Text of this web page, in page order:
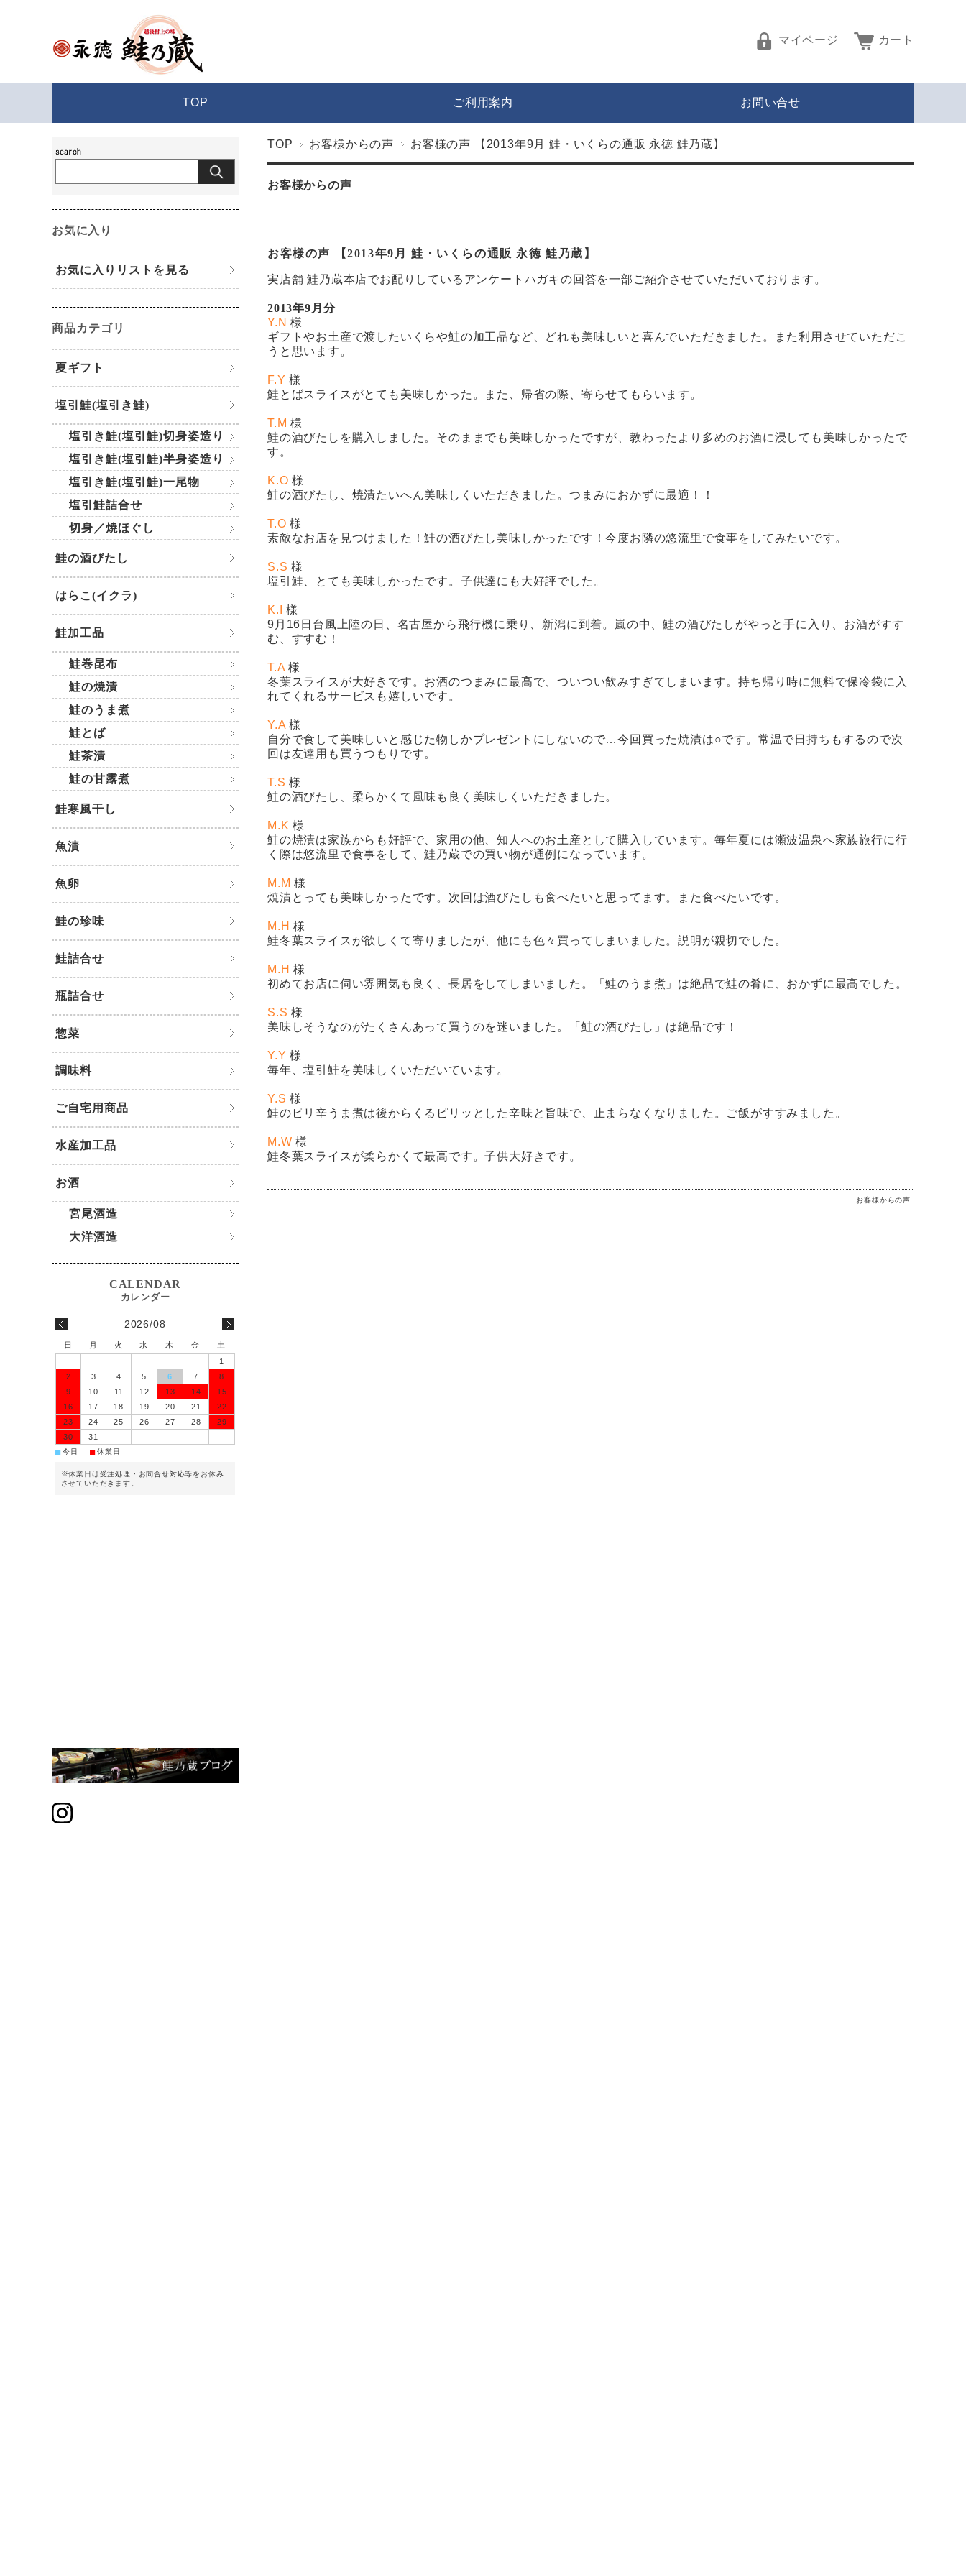
マイページ カート
TOP ご利用案内 お問い合せ
TOP お客様からの声 お客様の声 【2013年9月 鮭・いくらの通販 永徳 鮭乃蔵】
お客様からの声
お客様の声 【2013年9月 鮭・いくらの通販 永徳 鮭乃蔵】
実店舗 鮭乃蔵本店でお配りしているアンケートハガキの回答を一部ご紹介させていただいております。
2013年9月分
Y.N様
ギフトやお土産で渡した いくらや鮭の加工品など、どれも美味しいと喜んでいただきました。また利用させていただこ
うと思います。
F.Y様
鮭とばスライス がとても美味しかった。また、帰省の際、寄らせてもらいます。
T.M様
鮭の酒びたし を購入しました。そのままでも美味しかったですが、教わったより多めのお酒に浸しても美味しかったで
す。
K.O様
鮭の酒びたし
焼漬たいへん美味しくいただきました。つまみにおかずに最適！！
T.O様
素敵なお店を見つけました！鮭の酒びたし 美味しかったです！今度お隣の悠流里で食事をしてみたいです。
S.S様
塩引鮭 、とても美味しかったです。子供達にも大好評でした。
K.I様
9月16日台風上陸の日、名古屋から飛行機に乗り、新潟に到着。嵐の中、鮭の酒びたし がやっと手に入り、お酒がすす
む、すすむ！
T.A様
冬葉スライス が大好きです。お酒のつまみに最高で、ついつい飲みすぎてしまいます。持ち帰り時に無料で保冷袋に入
れてくれるサービスも嬉しいです。
Y.A様
自分で食して美味しいと感じた物しかプレゼントにしないので…今回買った焼漬は○です。常温で日持ちもするので次
回は友達用も買うつもりです。
T.S様
鮭の酒びたし
、柔らかくて風味も良く美味しくいただきました。
M.K様
鮭の焼漬は家族からも好評で、家用の他、知人へのお土産として購入しています。毎年夏には瀬波温泉へ家族旅行に行
く際は悠流里で食事をして、鮭乃蔵での買い物が通例になっています。
M.M様
焼漬とっても美味しかったです。次回は酒びたしも食べたいと思ってます。また食べたいです。
M.H様
鮭冬葉スライス が欲しくて寄りましたが、他にも色々買ってしまいました。説明が親切でした。
M.H様
初めてお店に伺い雰囲気も良く、長居をしてしまいました。「鮭のうま煮 」は絶品で鮭の肴に、おかずに最高でした。
S.S様
美味しそうなのがたくさんあって買うのを迷いました。「 鮭の酒びたし 」は絶品です！
Y.Y様
毎年、塩引鮭 を美味しくいただいています。
Y.S様
鮭のピリ辛うま煮は後からくるピリッとした辛味と旨味で、止まらなくなりました。ご飯がすすみました。
M.W様
鮭冬葉スライス が柔らかくて最高です。子供大好きです。
お客様からの声
お気に入り
お気に入りリストを見る
商品カテゴリ
夏ギフト
塩引鮭(塩引き鮭)
塩引き鮭(塩引鮭)切身姿造り
塩引き鮭(塩引鮭)半身姿造り
塩引き鮭(塩引鮭)一尾物
塩引鮭詰合せ
切身／焼ほぐし
鮭の酒びたし
はらこ(イクラ)
鮭加工品
鮭巻昆布
鮭の焼漬
鮭のうま煮
鮭とば
鮭茶漬
鮭の甘露煮
鮭寒風干し
魚漬
魚卵
鮭の珍味
鮭詰合せ
瓶詰合せ
惣菜
調味料
ご自宅用商品
水産加工品
お酒
宮尾酒造
大洋酒造
2026/08
日 月 火 水 木 金
土
1
2
3 4 5 6 7
8
9
10 11 12 13 14
15
16
17 18 19 20 21
22
23
24 25 26 27 28
29
30
31
■今日 ■ 休業日
※休業日は受注処理・お問合せ対応等をお休み
させていただきます。